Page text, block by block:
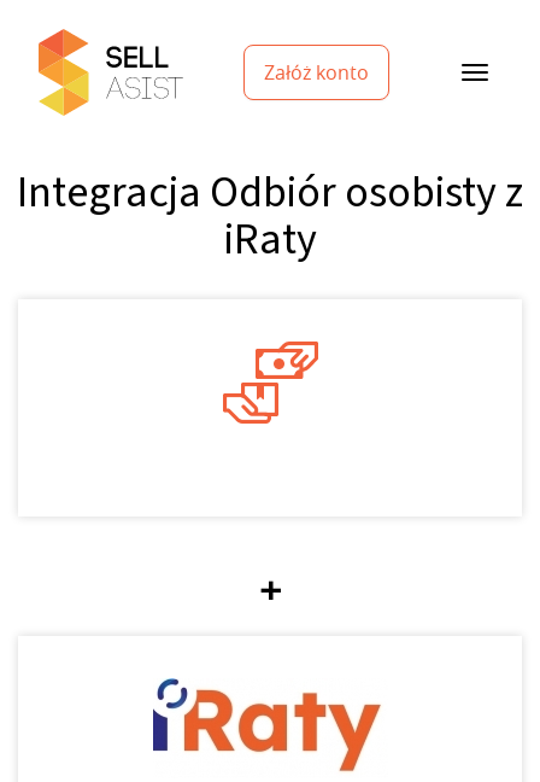
Załóż konto
Integracja Odbiór osobisty z
iRaty
+